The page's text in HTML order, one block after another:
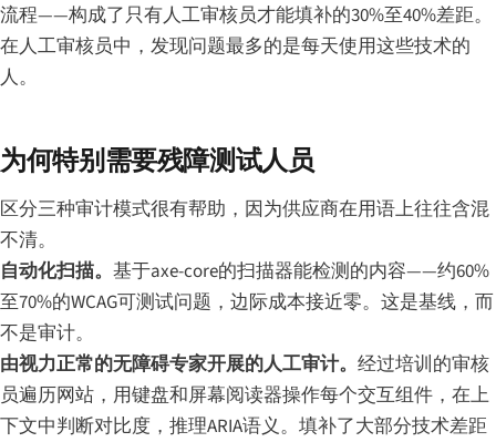
流程——构成了只有人工审核员才能填补的30%至40%差距。
在人工审核员中，发现问题最多的是每天使用这些技术的
人。
为何特别需要残障测试人员
区分三种审计模式很有帮助，因为供应商在用语上往往含混
不清。
自动化扫描。 基于axe-core的扫描器能检测的内容——约60%
至70%的WCAG可测试问题，边际成本接近零。这是基线，而
不是审计。
由视力正常的无障碍专家开展的人工审计。 经过培训的审核
员遍历网站，用键盘和屏幕阅读器操作每个交互组件，在上
下文中判断对比度，推理ARIA语义。填补了大部分技术差距